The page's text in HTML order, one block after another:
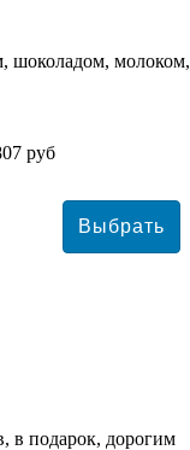
шоколадом, молоком,
руб
в подарок, дорогим